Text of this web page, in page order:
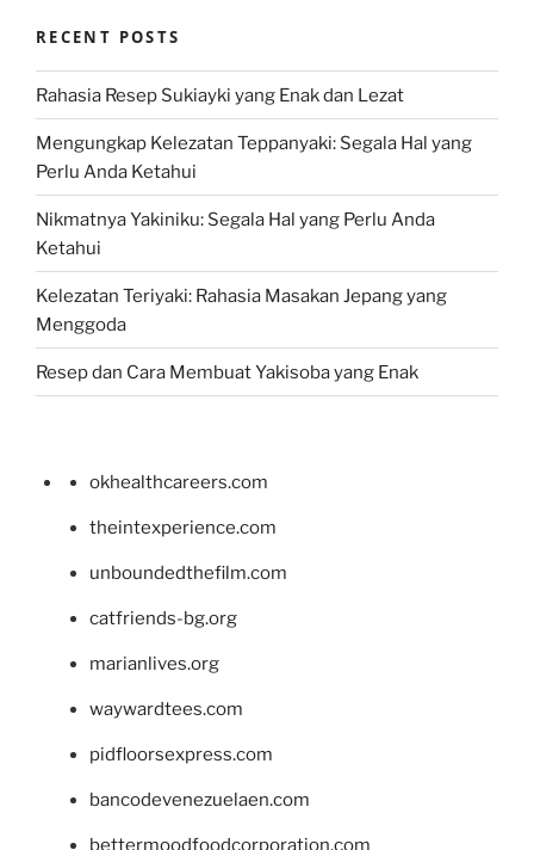
RECENT POSTS
Rahasia Resep Sukiayki yang Enak dan Lezat
Mengungkap Kelezatan Teppanyaki: Segala Hal yang
Perlu Anda Ketahui
Nikmatnya Yakiniku: Segala Hal yang Perlu Anda
Ketahui
Kelezatan Teriyaki: Rahasia Masakan Jepang yang
Menggoda
Resep dan Cara Membuat Yakisoba yang Enak
okhealthcareers.com
theintexperience.com
unboundedthefilm.com
catfriends-bg.org
marianlives.org
waywardtees.com
pidfloorsexpress.com
bancodevenezuelaen.com
bettermoodfoodcorporation.com